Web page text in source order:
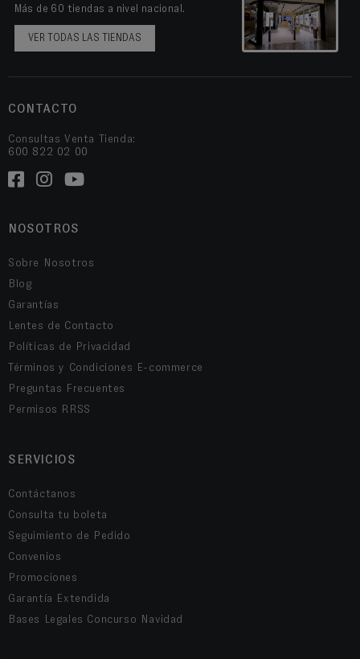
Más de 60 tiendas a nivel nacional.
VER TODAS LAS TIENDAS
CONTACTO
Consultas Venta Tienda:
600 822 02 00
NOSOTROS
Sobre Nosotros
Blog
Garantías
Lentes de Contacto
Políticas de Privacidad
Términos y Condiciones E-commerce
Preguntas Frecuentes
Permisos RRSS
SERVICIOS
Contáctanos
Consulta tu boleta
Seguimiento de Pedido
Convenios
Promociones
Garantía Extendida
Bases Legales Concurso Navidad